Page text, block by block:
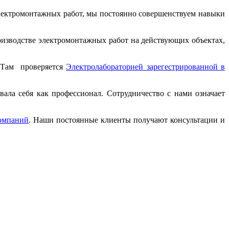
работ, мы постоянно совершенствуем навыки
электромонтажных работ на действующих объектах,
проверяетсяЭлектролабораторией зарегестрированной в
себя как профессионал. Сотрудничество с нами означает
. Наши постоянные клиенты получают консультации и